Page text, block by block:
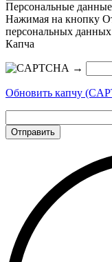
Персональные данные
Нажимая на кнопку
персональных данных
Капча
→
Обновить капчу
Отправить